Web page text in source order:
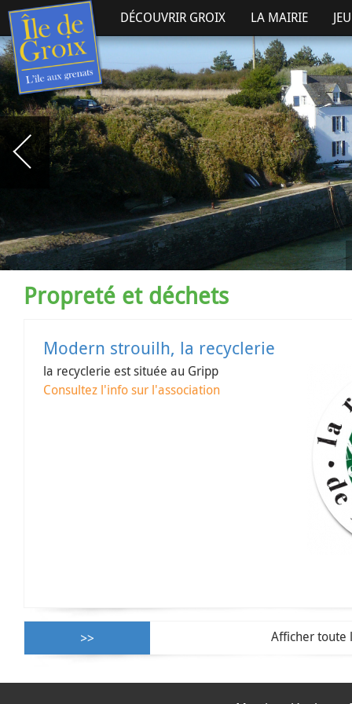
DÉCOUVRIR GROIX LA MAIRIE
Propreté et déchets
Modern strouilh, la recyclerie
la recyclerie est située au Gripp
Consultez l'info sur l'association
Afficher toute